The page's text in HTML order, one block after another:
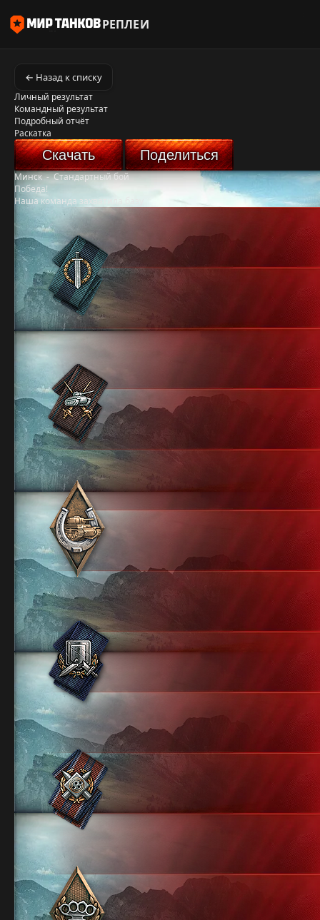
РЕПЛЕИ
← Назад к списку
Личный результат
Командный результат
Подробный отчёт
Раскатка
Скачать Поделиться
Минск-Стандартный бой
Победа!
Наша команда захватила базу